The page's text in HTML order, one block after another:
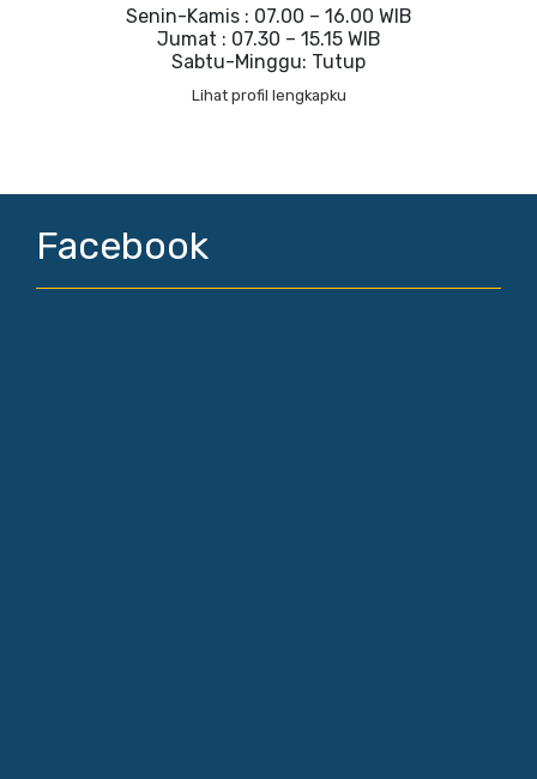
Senin-Kamis : 07.00 – 16.00 WIB
Jumat : 07.30 – 15.15 WIB
Sabtu-Minggu: Tutup
Lihat profil lengkapku
Facebook